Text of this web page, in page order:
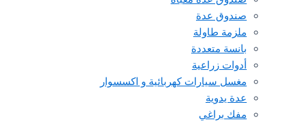
صندوق عدة
ملزمة طاولة
بانسة متعددة
أدوات زراعية
مغسل سيارات كهربائية و اكسسوار
عدة يدوية
مفك براغي